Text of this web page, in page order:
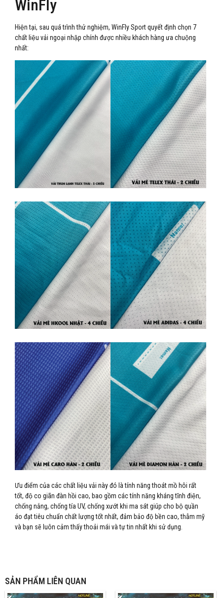
WinFly
Hiện tại, sau quá trình thử nghiệm, WinFly Sport quyết định chọn 7
chất liệu vải ngoại nhập chính được nhiều khách hàng ưa chuộng
nhất:
Ưu điểm của các chất liệu vải này đó là tính năng thoát mồ hôi rất
tốt, độ co giãn đàn hồi cao, bao gồm các tính năng kháng tĩnh điện,
chống nắng, chống tía UV, chống xướt khi ma sát giúp cho bộ quần
áo đạt tiêu chuẩn chất lượng tốt nhất, đảm bảo độ bền cao, thẫm mỹ
và bạn sẽ luôn cảm thấy thoải mái và tự tin nhất khi sử dụng.
SẢN PHẨM LIÊN QUAN